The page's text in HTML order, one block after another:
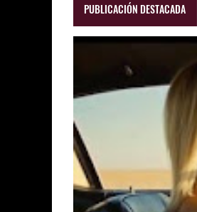
PUBLICACIÓN DESTACADA